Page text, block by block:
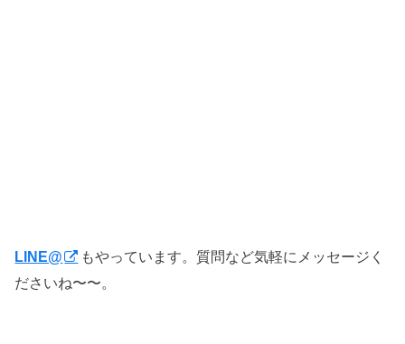
LINE@
もやっています。質問など気軽にメッセージく
ださいね〜〜。